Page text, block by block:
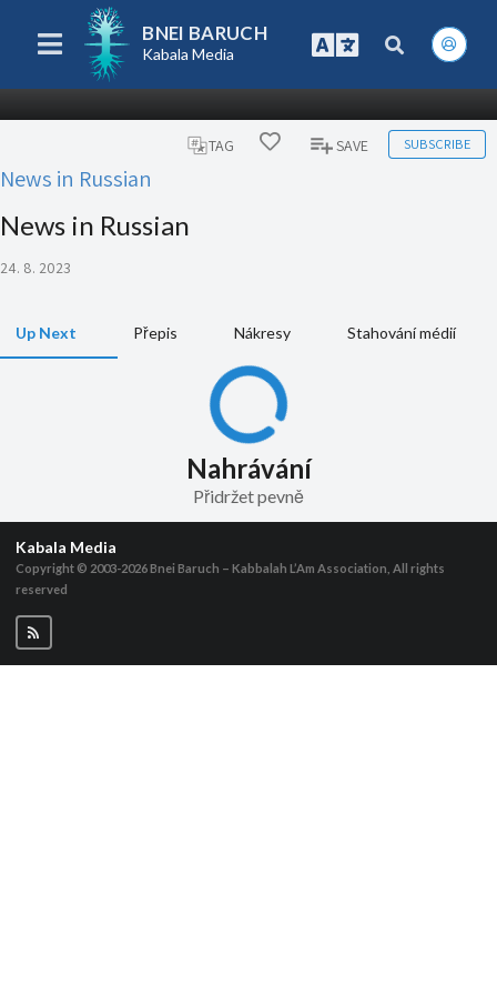
BNEI BARUCH
Kabala Media
TAG SAVE SUBSCRIBE
News in Russian
News in Russian
24. 8. 2023
Up Next Přepis Nákresy Stahování médií
Nahrávání
Přidržet pevně
Kabala Media
Copyright © 2003-2026Bnei Baruch – Kabbalah L’Am Association, All rights
reserved